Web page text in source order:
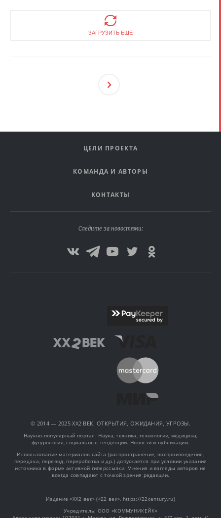
ЗАГРУЗИТЬ ЕЩЕ
Ующ
ЦЕЛИ ПРОЕКТА
КОМАНДА И АВТОРЫ
КОНТАКТЫ
Следите за новостями:
© 2014 — 2025 XX2 ВЕК. ОТКРЫТИЯ, ОЖИДАНИЯ, УГРОЗЫ.
Научно-популярный портал. Наука, техника, технологии, медицина,
футурология, социальные тенденции. Новости и публикации.
Использование материалов сайта (распространение, воспроизведение,
передача, перевод, переработка и др.) допускается при условии указания
источника в форме активной гиперссылки. Мнения и взгляды авторов не
всегда совпадают с точкой зрения редакции.
Издание «XX2 век» («22 век», https://22century.ru)
Учредитель: OOO «КОММУНИКЕЙК»